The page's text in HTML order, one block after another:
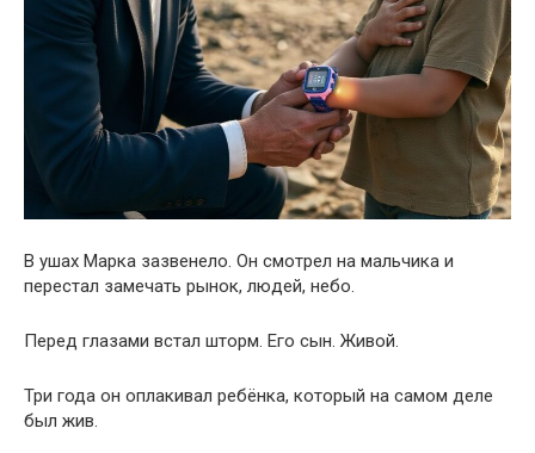
В ушах Марка зазвенело. Он смотрел на мальчика и
перестал замечать рынок, людей, небо.
Перед глазами встал шторм. Его сын. Живой.
Три года он оплакивал ребёнка, который на самом деле
был жив.